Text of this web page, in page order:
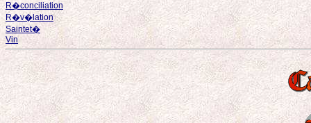
R�conciliation
R�v�lation
Saintet�
Vin